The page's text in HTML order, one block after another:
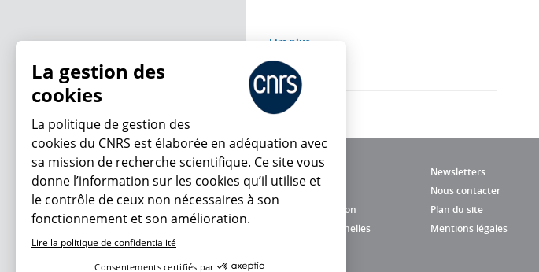
Lire plus
Newsletters
Nous contacter
Charte d'utilisation
Plan du site
Données personnelles
Mentions légales
En ce moment
La gestion des
cookies
La politique de gestion des
cookies du CNRS est élaborée en adéquation avec
sa mission de recherche scientifique. Ce site vous
donne l’information sur les cookies qu’il utilise et
le contrôle de ceux non nécessaires à son
fonctionnement et son amélioration.
Lire la politique de confidentialité
Consentements certifiés par